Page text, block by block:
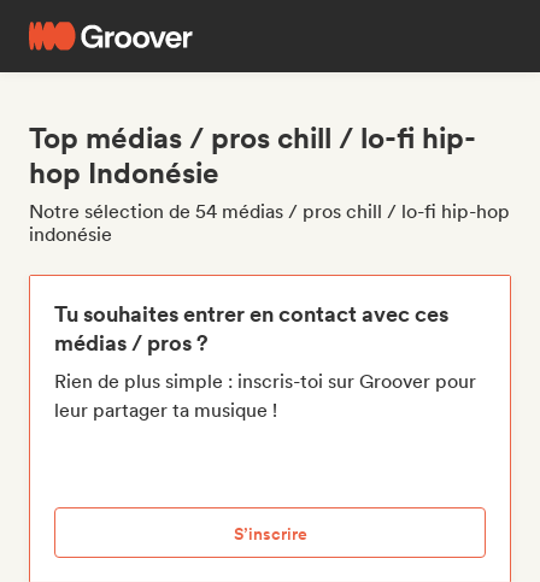
Top médias / pros chill / lo-fi hip-
hop Indonésie
Notre sélection de 54 médias / pros chill / lo-fi hip-hop
indonésie
Tu souhaites entrer en contact avec ces
médias / pros ?
Rien de plus simple : inscris-toi sur Groover pour
leur partager ta musique !
S’inscrire